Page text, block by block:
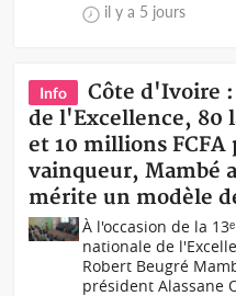
il y a 5 jours
Info
Côte d'Ivoire
de l'Excellence, 80
et 10 millions FCFA
vainqueur, Mambé
mérite un modèle
À l'occasion de la
nationale de
Robert Beugré
président Alassane